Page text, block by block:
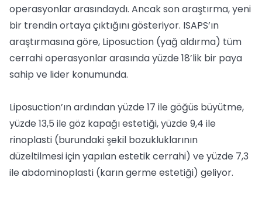
operasyonlar arasındaydı. Ancak son araştırma, yeni
bir trendin ortaya çıktığını gösteriyor. ISAPS’ın
araştırmasına göre, Liposuction (yağ aldırma) tüm
cerrahi operasyonlar arasında yüzde 18’lik bir paya
sahip ve lider konumunda.
Liposuction’ın ardından yüzde 17 ile göğüs büyütme,
yüzde 13,5 ile göz kapağı estetiği, yüzde 9,4 ile
rinoplasti (burundaki şekil bozukluklarının
düzeltilmesi için yapılan estetik cerrahi) ve yüzde 7,3
ile abdominoplasti (karın germe estetiği) geliyor.